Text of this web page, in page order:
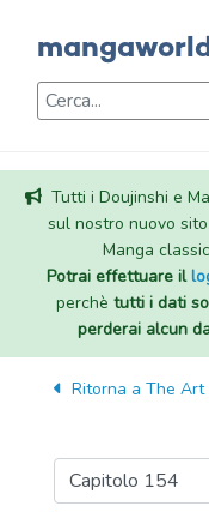
Tutti i Doujinshi e
sul nostro nuovo
Manga
Potrai effettuare il
perchè tutti i dati
perderai alcun
Ritorna a The Art